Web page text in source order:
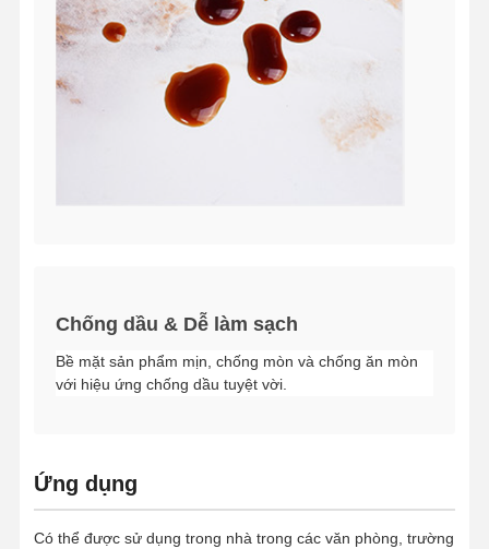
Chống dầu & Dễ làm sạch
Bề mặt sản phẩm mịn, chống mòn và chống ăn mòn
với hiệu ứng chống dầu tuyệt vời.
Ứng dụng
Có thể được sử dụng trong nhà trong các văn phòng, trường